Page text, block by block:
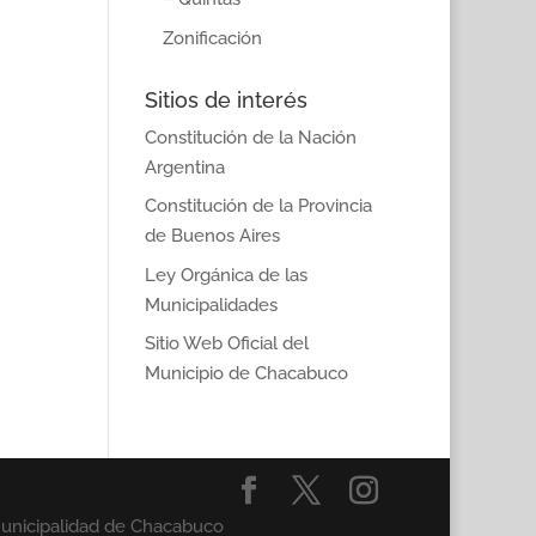
Zonificación
Sitios de interés
Constitución de la Nación
Argentina
Constitución de la Provincia
de Buenos Aires
Ley Orgánica de las
Municipalidades
Sitio Web Oficial del
Municipio de Chacabuco
de Chacabuco